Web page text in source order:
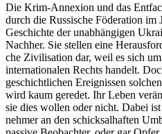
Die Krim-Anne­xion und das
durch die Rus­si­sche Föde­ra­tion im
Geschichte der unab­hän­gi­gen
Nachher. Sie stellen eine
che Zivi­li­sa­tion dar, weil es sich
inter­na­tio­na­len Rechts handelt.
geschicht­li­chen Ereig­nis­sen
wird kaum geredet. Ihr Leben
sie dies wollen oder nicht. Dabei
neh­mer an den schick­sal­haf­ten